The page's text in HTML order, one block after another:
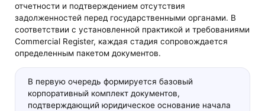
отчетности и подтверждением отсутствия
задолженностей перед государственными органами. В
соответствии с установленной практикой и требованиями
Commercial Register, каждая стадия сопровождается
определенным пакетом документов.
В первую очередь формируется базовый
корпоративный комплект документов,
подтверждающий юридическое основание начала